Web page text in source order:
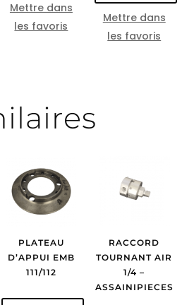
Mettre dans
les favoris
Mettre dans
les favoris
PLATEAU
D’APPUI EMB
111/112
RACCORD
TOURNANT AIR
1/4 –
ASSAINIPIECES